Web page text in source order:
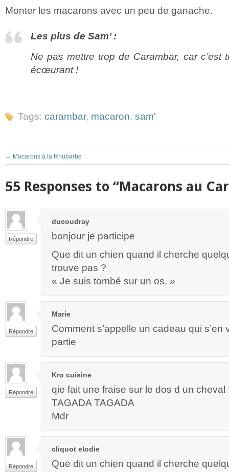
Monter les macarons avec un peu de ganache.
Les plus de Sam’ :
Ne pas mettre trop de Carambar, car c’est
écœurant !
Tags: carambar, macaron, sam'
← Macarons à la Rhubarbe
55 Responses to “Macarons au
Répondre
ducoudray
bonjour je participe
Que dit un chien quand il cherche
trouve pas ?
« Je suis tombé sur un os. »
Répondre
Marie
Comment s’appelle un cadeau qui s’en
partie
Répondre
Kro cuisine
qie fait une fraise sur le dos d un cheval
TAGADA TAGADA
Mdr
Répondre
cliquot elodie
Que dit un chien quand il cherche